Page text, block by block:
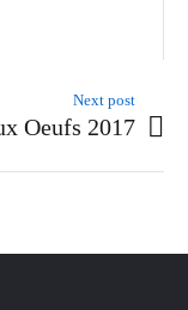
Next post
Oeufs 2017